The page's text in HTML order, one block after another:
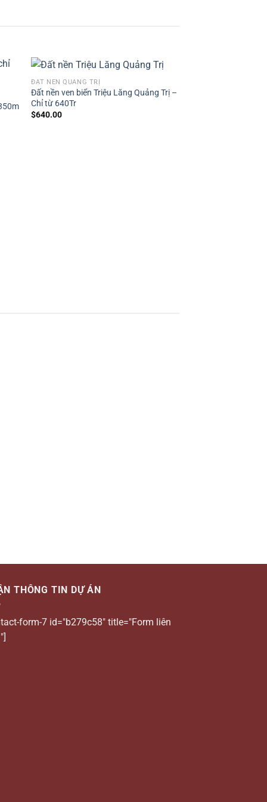
ĐẤT NỀN QUẢNG TRỊ
Đất nền ven biển Triệu Lăng Quảng Trị –
Chỉ từ 640Tr
$640.00
THÔNG TIN DỰ ÁN
form-7 id="b279c58" title="Form liên